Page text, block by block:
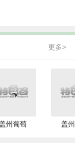
更多>
州葡萄 盖